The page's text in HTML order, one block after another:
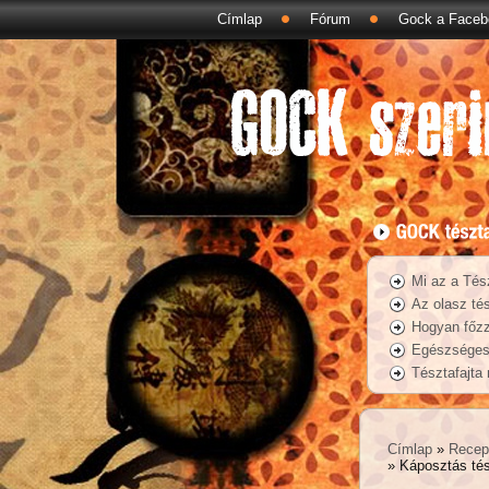
Címlap Fórum Gock a
Mi az a
Az olasz
Hogyan
Tésztafajta
Címlap »
» Káposztás